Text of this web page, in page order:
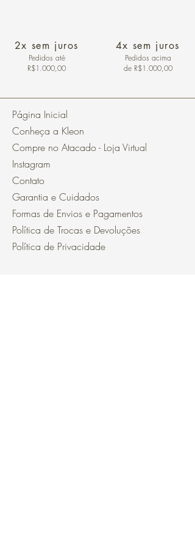
2x sem juros
Pedidos até
R$1.000,00
4x sem juros
Pedidos acima
de R$1.000,00
Página Inicial
Conheça a Kleon
Compre no Atacado - Loja Virtual
Instagram
Contato
Garantia e Cuidados
Formas de Envios e Pagamentos
Política de Trocas e Devoluções
Política de Privacidade